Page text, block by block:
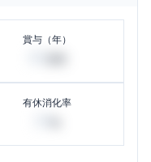
賞与（年）
有休消化率